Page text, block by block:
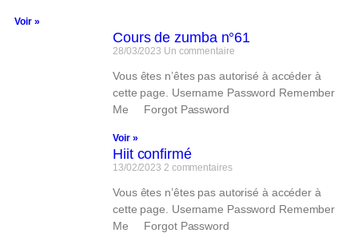
Voir »
Cours de zumba n°61
28/03/2023 Un commentaire
Vous êtes n’êtes pas autorisé à accéder à
cette page. Username Password Remember
Me Forgot Password
Voir »
Hiit confirmé
13/02/2023 2 commentaires
Vous êtes n’êtes pas autorisé à accéder à
cette page. Username Password Remember
Me Forgot Password